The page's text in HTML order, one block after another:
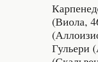
(Виола,
Гульери